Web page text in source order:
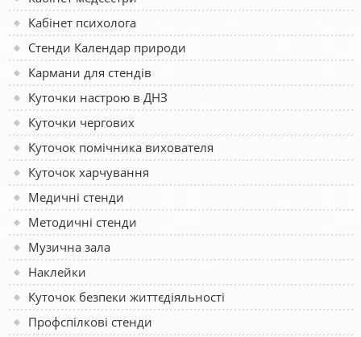
Кабінет психолога
Стенди Календар природи
Кармани для стендів
Куточки настрою в ДНЗ
Куточки чергових
Куточок помічника вихователя
Куточок харчування
Медичні стенди
Методичні стенди
Музична зала
Наклейки
Куточок безпеки життєдіяльності
Профспілкові стенди